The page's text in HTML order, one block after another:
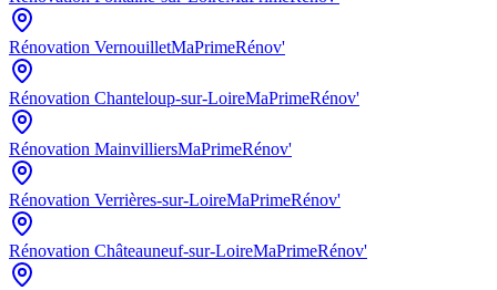
Rénovation VernouilletMaPrimeRénov'
Rénovation Chanteloup-sur-LoireMaPrimeRénov'
Rénovation MainvilliersMaPrimeRénov'
Rénovation Verrières-sur-LoireMaPrimeRénov'
Rénovation Châteauneuf-sur-LoireMaPrimeRénov'